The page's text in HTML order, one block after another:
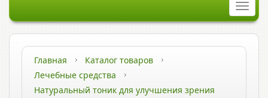
Главная
Каталог товаров
Лечебные средства
Натуральный тоник для улучшения зрения